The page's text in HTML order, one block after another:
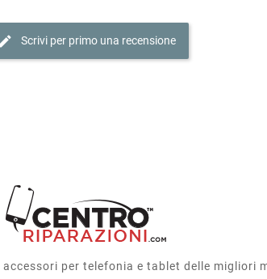
Scrivi per primo una recensione
per telefonia e tablet delle migliori